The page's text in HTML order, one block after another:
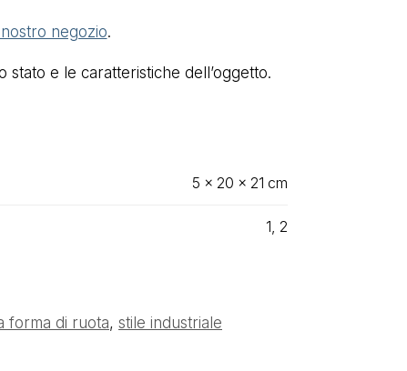
negozio.
e le caratteristiche dell’oggetto.
5 × 20 × 21 cm
1, 2
forma di ruota, stile industriale